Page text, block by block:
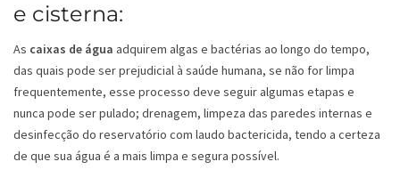
e cisterna:
As caixas de água adquirem algas e bactérias ao longo do tempo,
das quais pode ser prejudicial à saúde humana, se não for limpa
frequentemente, esse processo deve seguir algumas etapas e
nunca pode ser pulado; drenagem, limpeza das paredes internas e
desinfecção do reservatório com laudo bactericida, tendo a certeza
de que sua água é a mais limpa e segura possível.